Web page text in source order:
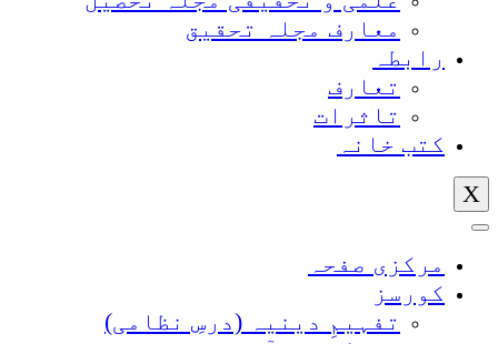
معارف مجلہ تحقیق
رابطہ
تعارف
تاثرات
کتب خانہ
X
مرکزی صفحہ
کورسز
تفہیمِ دینیہ (درسِ نظامی)